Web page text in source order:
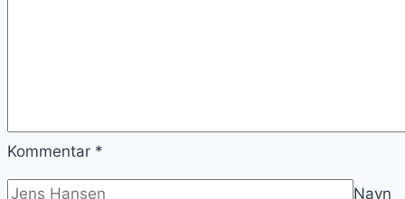
Kommentar *
Navn